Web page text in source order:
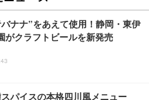
ーミングモニター DualSense 充電
ZDM1J）
パック黒霧島 25度 [ 焼酎 宮崎県 18
阪牛 グルメ ハンバーグ【父の日短
ード】父の日 食べ物 肉 父 お父さん
メ おつまみ ハンバーグギフト 冷凍
ナナ”をあえて使用！静岡・東伊
がクラフトビールを新発売
パイスの本格四川風メニュー